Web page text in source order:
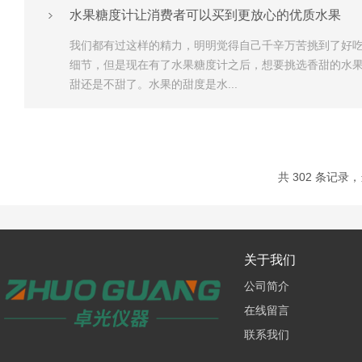
水果糖度计让消费者可以买到更放心的优质水果
我们都有过这样的精力，明明觉得自己千辛万苦挑到了好
细节，但是现在有了水果糖度计之后，想要挑选香甜的水
甜还是不甜了。水果的甜度是水...
共 302 条记录
关于我们
公司简介
在线留言
联系我们